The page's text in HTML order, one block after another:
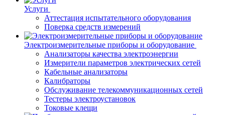
Услуги
Аттестация испытательного оборудования
Поверка средств измерений
Электроизмерительные приборы и оборудование
Анализаторы качества электроэнергии
Измерители параметров электрических сетей
Кабельные анализаторы
Калибраторы
Обслуживание телекоммуникационных сетей
Тестеры электроустановок
Токовые клещи